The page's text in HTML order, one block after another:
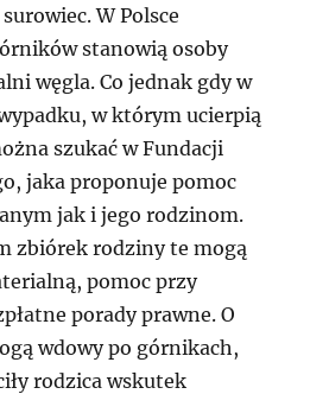
W Polsce
stanowią osoby
węgla. Co jednak gdy w
w którym ucierpią
szukać w Fundacji
jaka proponuje pomoc
jak i jego rodzinom.
zbiórek rodziny te mogą
pomoc przy
porady prawne. O
wdowy po górnikach,
rodzica wskutek